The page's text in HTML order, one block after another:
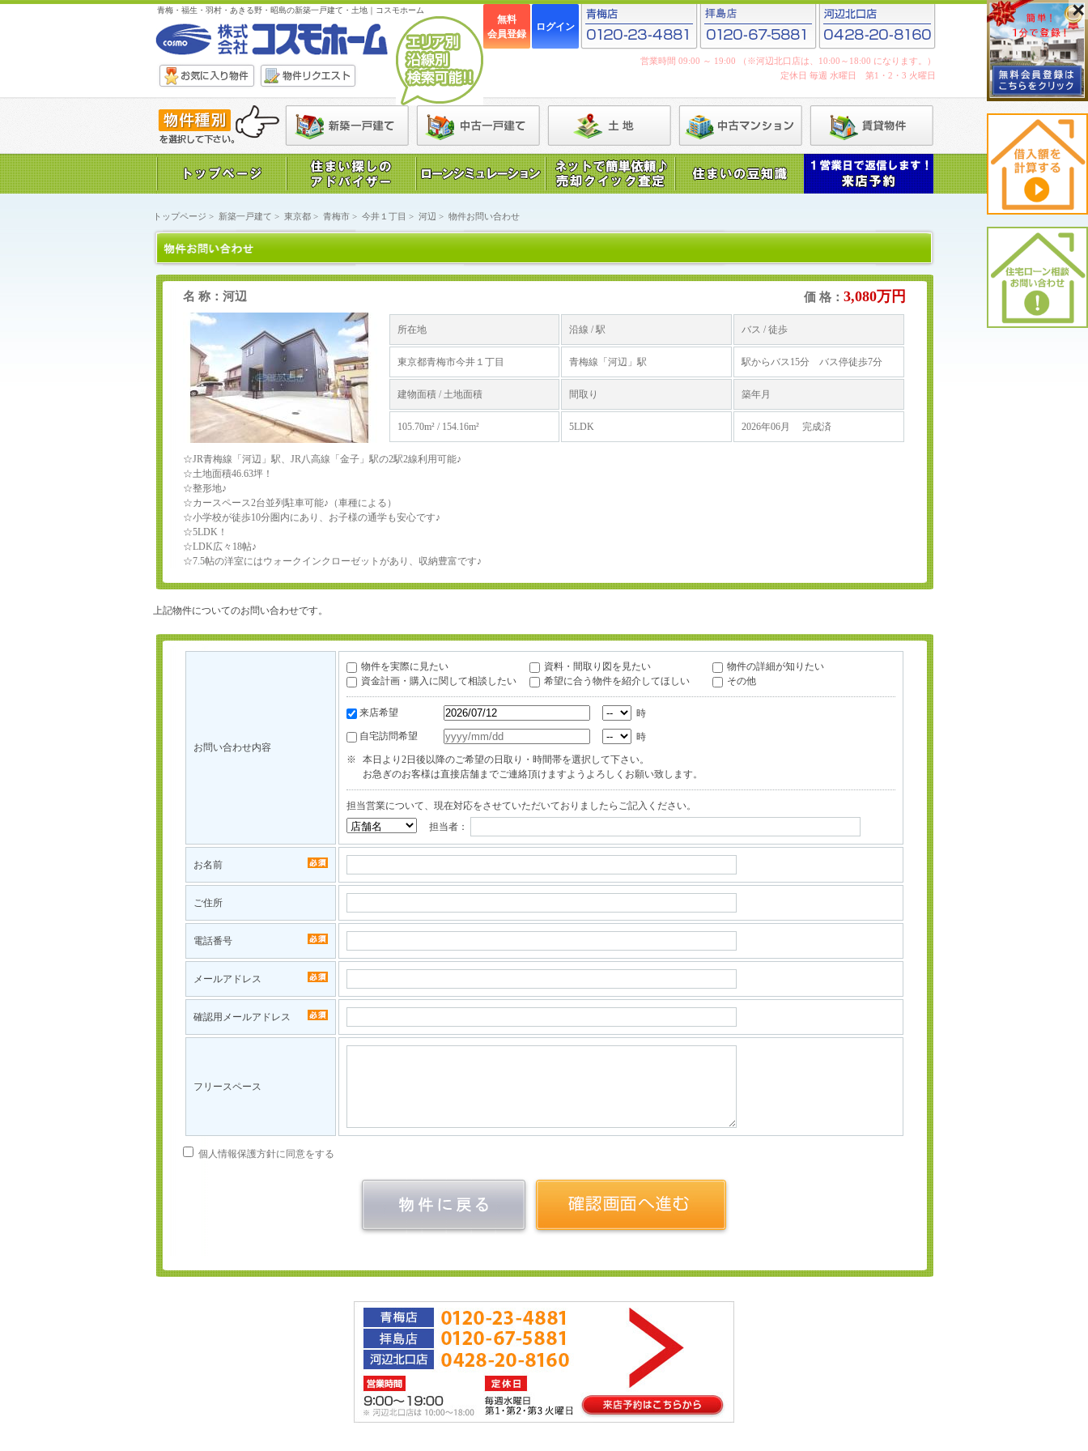
青梅・福生・羽村・あきる野・昭島の新築一戸建て・土地｜コスモホーム
無料
会員登録
ログイン
営業時間 09:00 ～ 19:00 （※河辺北口店は、10:00～18:00 になります。）
定休日 毎週 水曜日 第1・2・3 火曜日
トップページ > 新築一戸建て > 東京都> 青梅市> 今井１丁目 > 河辺 > 物件お問い合わせ
名 称：河辺 価 格： 3,080万円
所在地 沿線 / 駅 バス / 徒歩
東京都青梅市今井１丁目 青梅線「河辺」駅 駅からバス15分 バス停徒歩7分
建物面積 / 土地面積 間取り 築年月
105.70m² / 154.16m² 5LDK 2026年06月 完成済
☆JR青梅線「河辺」駅、JR八高線「金子」駅の2駅2線利用可能♪
☆土地面積46.63坪！
☆整形地♪
☆カースペース2台並列駐車可能♪（車種による）
☆小学校が徒歩10分圏内にあり、お子様の通学も安心です♪
☆5LDK！
☆LDK広々18帖♪
☆7.5帖の洋室にはウォークインクローゼットがあり、収納豊富です♪
上記物件についてのお問い合わせです。
お問い合わせ内容
物件を実際に見たい 資料・間取り図を見たい
物件の詳細が知りたい
資金計画・購入に関して相談したい
希望に合う物件を紹介してほしい その他
来店希望
時
自宅訪問希望
時
※
本日より2日後以降のご希望の日取り・時間帯を選択して下さい。
お急ぎのお客様は直接店舗までご連絡頂けますようよろしくお願い致します。
担当営業について、現在対応をさせていただいておりましたらご記入ください。
担当者：
お名前
ご住所
電話番号
メールアドレス
確認用メールアドレス
フリースペース
個人情報保護方針に同意をする